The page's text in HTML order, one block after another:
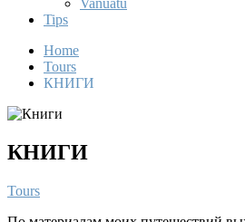
Vanuatu
Tips
Home
Tours
КНИГИ
КНИГИ
Tours